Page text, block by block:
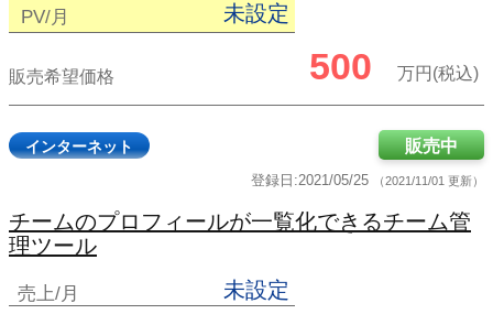
PV/月 未設定
販売希望価格 500 万円(税込)
インターネット
登録日:2021/05/25 （2021/11/01 更新）
販売中
チームのプロフィールが一覧化できるチーム管
理ツール
売上/月 未設定